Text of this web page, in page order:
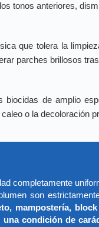
tonos anteriores,
que tolera la
parches brillosos
biocidas de amplio
o la decoloración
completamente
son
mampostería,
condición de